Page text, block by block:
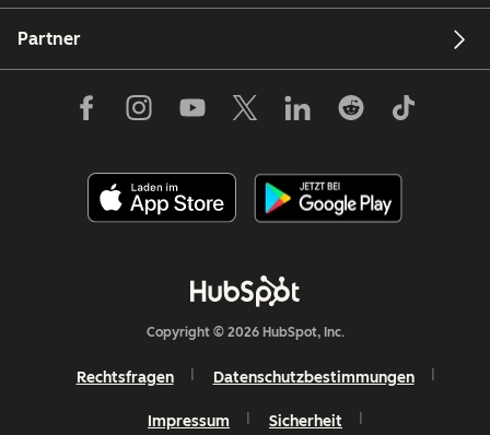
Partner
Copyright © 2026 HubSpot, Inc.
Rechtsfragen Datenschutzbestimmungen
Impressum Sicherheit